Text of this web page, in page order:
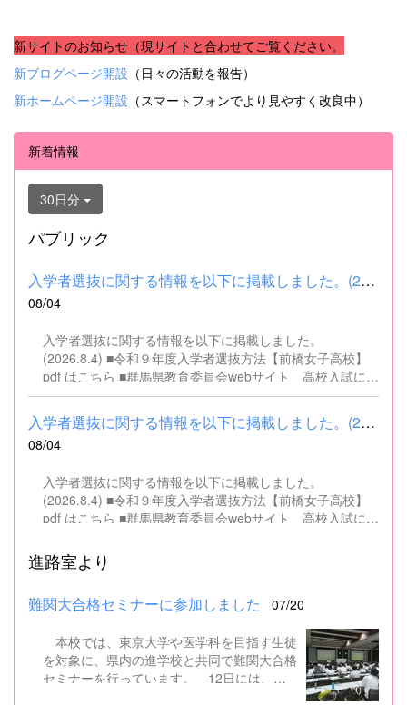
新サイトのお知らせ（現サイトと合わせてご覧ください。
新ブログページ開設 （日々の活動を報告）
新ホームページ開設 （スマートフォンでより見やすく改良中）
新着情報
30日分
パブリック
入学者選抜に関する情報を以下に掲載しました。(2026.8.4) ■令和...
08/04
入学者選抜に関する情報を以下に掲載しました。
(2026.8.4) ■令和９年度入学者選抜方法【前橋女子高校】
pdf はこちら ■群馬県教育委員会webサイト 高校入試に関
するページはこちら
入学者選抜に関する情報を以下に掲載しました。(2026.8.4) ■令和...
08/04
入学者選抜に関する情報を以下に掲載しました。
(2026.8.4) ■令和９年度入学者選抜方法【前橋女子高校】
pdf はこちら ■群馬県教育委員会webサイト 高校入試に関
進路室より
難関大合格セミナーに参加しました 07/20
本校では、東京大学や医学科を目指す生徒
を対象に、県内の進学校と共同で難関大合格
セミナーを行っています。 12日には、本